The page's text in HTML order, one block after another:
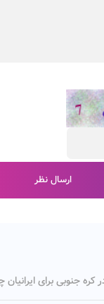
جنوبی برای ایرانیان